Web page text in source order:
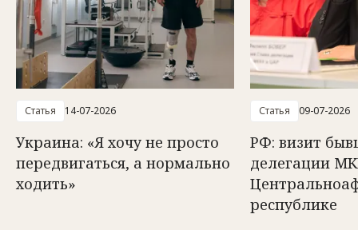
Статья 14-07-2026
Украина: «Я хочу не просто
передвигаться, а нормально
ходить»
Статья 09-07-2026
РФ: визит
делегации
республике